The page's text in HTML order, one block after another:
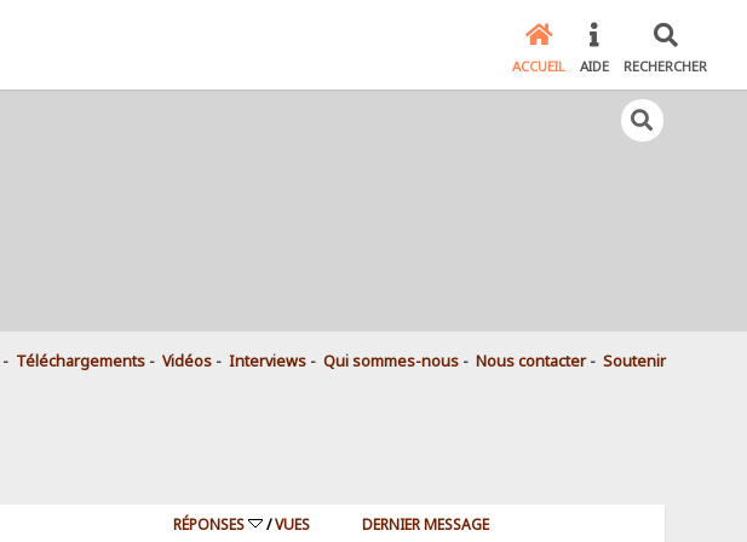
ACCUEIL AIDE RECHERCHER
- Téléchargements - Vidéos - Interviews - Qui sommes-nous - Nous contacter - Soutenir
RÉPONSES /VUES DERNIER MESSAGE